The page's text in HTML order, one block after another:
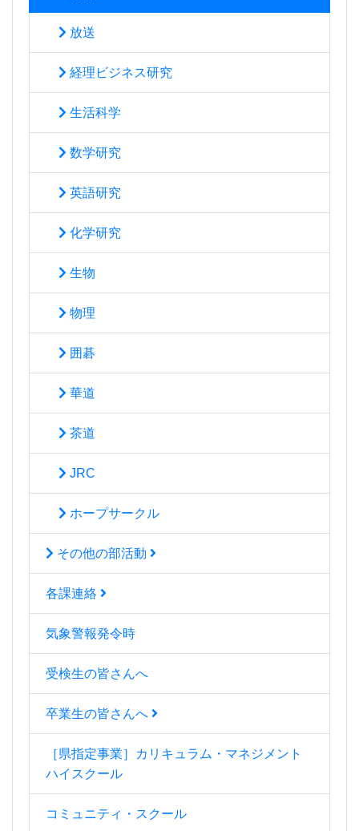
放送
経理ビジネス研究
生活科学
数学研究
英語研究
化学研究
生物
物理
囲碁
華道
茶道
JRC
ホープサークル
その他の部活動
各課連絡
気象警報発令時
受検生の皆さんへ
卒業生の皆さんへ
［県指定事業］カリキュラム・マネジメント
ハイスクール
コミュニティ・スクール